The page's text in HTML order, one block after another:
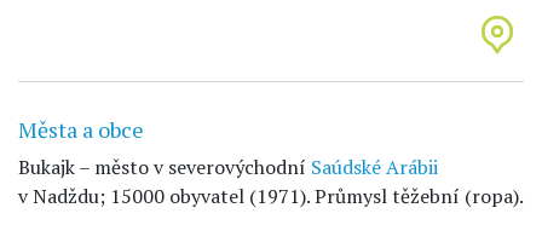
Města a obce
Bukajk – město v severovýchodní Saúdské Arábii
v Nadždu; 15000 obyvatel (1971). Průmysl těžební (ropa).